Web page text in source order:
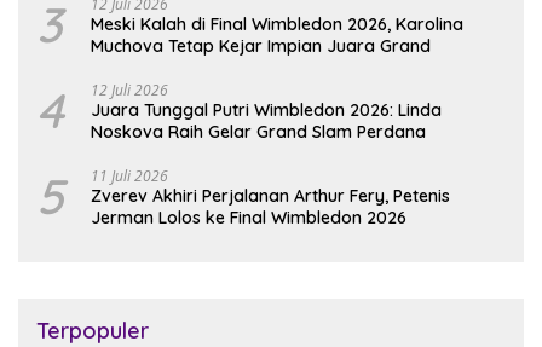
3 12 Juli 2026
Meski Kalah di Final Wimbledon 2026, Karolina
Muchova Tetap Kejar Impian Juara Grand
4 12 Juli 2026
Juara Tunggal Putri Wimbledon 2026: Linda
Noskova Raih Gelar Grand Slam Perdana
5 11 Juli 2026
Zverev Akhiri Perjalanan Arthur Fery, Petenis
Jerman Lolos ke Final Wimbledon 2026
Terpopuler